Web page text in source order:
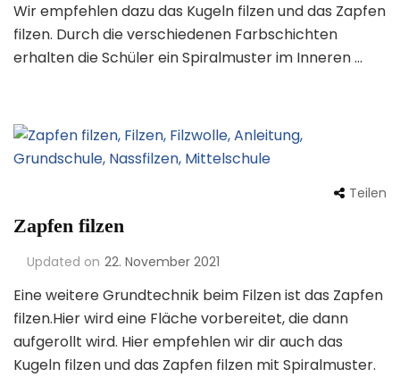
Wir empfehlen dazu das Kugeln filzen und das Zapfen
filzen. Durch die verschiedenen Farbschichten
erhalten die Schüler ein Spiralmuster im Inneren …
Teilen
Zapfen filzen
Updated on 22. November 2021
Eine weitere Grundtechnik beim Filzen ist das Zapfen
filzen.Hier wird eine Fläche vorbereitet, die dann
aufgerollt wird. Hier empfehlen wir dir auch das
Kugeln filzen und das Zapfen filzen mit Spiralmuster.